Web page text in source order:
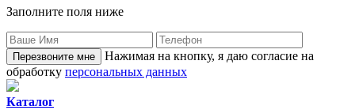
Заполните поля ниже
Нажимая на кнопку, я даю согласие на
обработку персональных данных
Каталог